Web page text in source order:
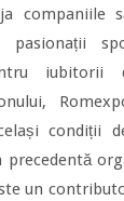
companiile
pasionații
iubitorii
condiții
precedentă
un